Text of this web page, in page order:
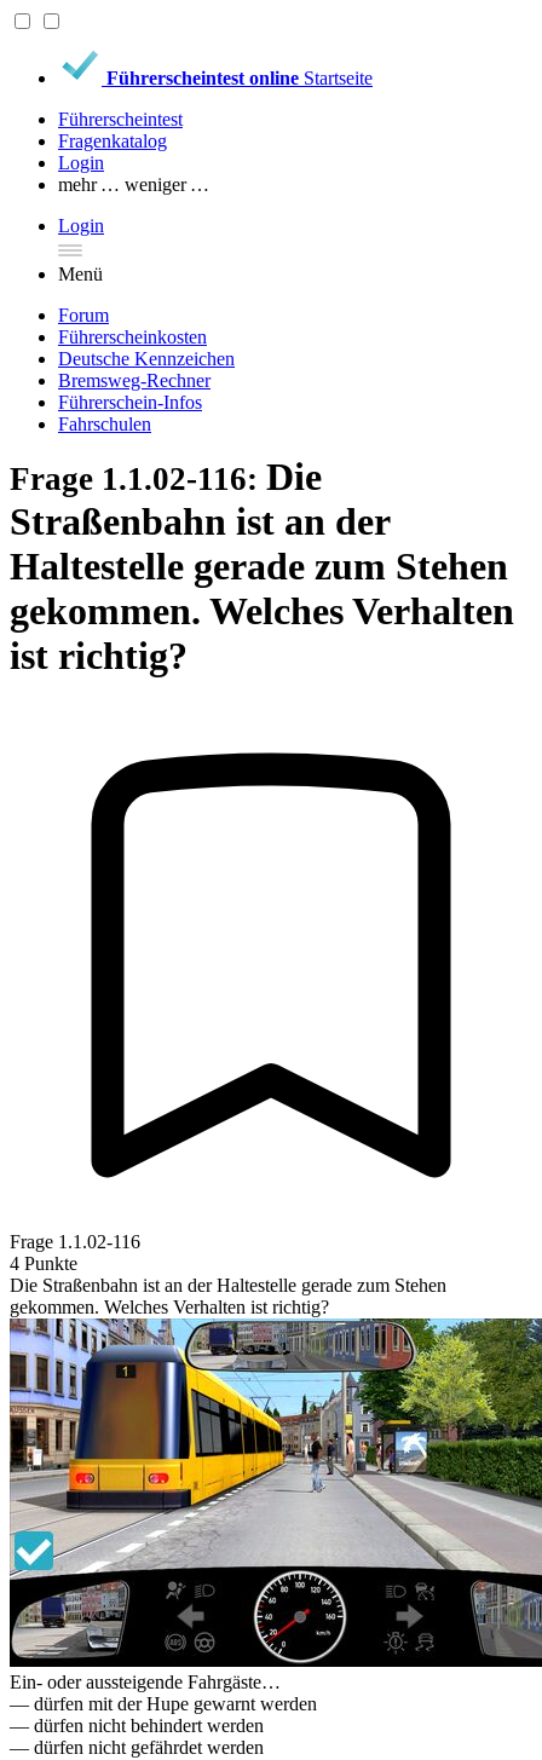
Führerscheintest online Startseite
Führerscheintest
Fragenkatalog
Login
mehr … weniger …
Login
Menü
Forum
Führerscheinkosten
Deutsche Kennzeichen
Bremsweg-Rechner
Führerschein-Infos
Fahrschulen
Frage 1.1.02-116: Die
Straßenbahn ist an der
Haltestelle gerade zum Stehen
gekommen. Welches Verhalten
ist richtig?
Frage 1.1.02-116
4 Punkte
Die Straßenbahn ist an der Haltestelle gerade zum Stehen
gekommen. Welches Verhalten ist richtig?
Ein- oder aussteigende Fahrgäste…
— dürfen mit der Hupe gewarnt werden
— dürfen nicht behindert werden
— dürfen nicht gefährdet werden